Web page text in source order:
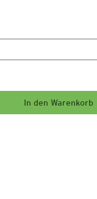
In den Warenkorb